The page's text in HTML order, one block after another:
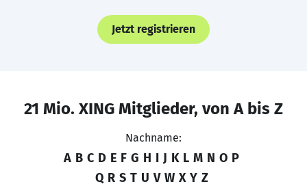
Jetzt registrieren
21 Mio. XING Mitglieder, von A bis Z
Nachname:
A B C D E F G H I J K L M N O P
Q R S T U V W X Y Z